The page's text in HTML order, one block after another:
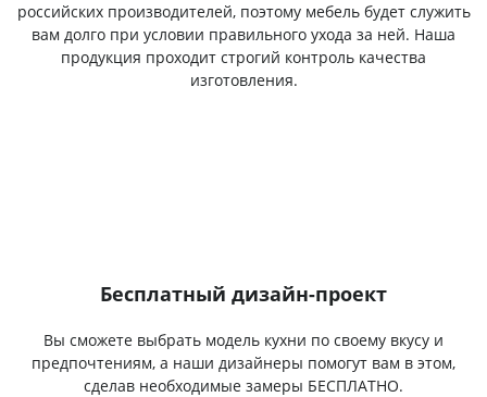
российских производителей, поэтому мебель будет служить
вам долго при условии правильного ухода за ней. Наша
продукция проходит строгий контроль качества
изготовления.
Бесплатный дизайн-проект
Вы сможете выбрать модель кухни по своему вкусу и
предпочтениям, а наши дизайнеры помогут вам в этом,
сделав необходимые замеры БЕСПЛАТНО.